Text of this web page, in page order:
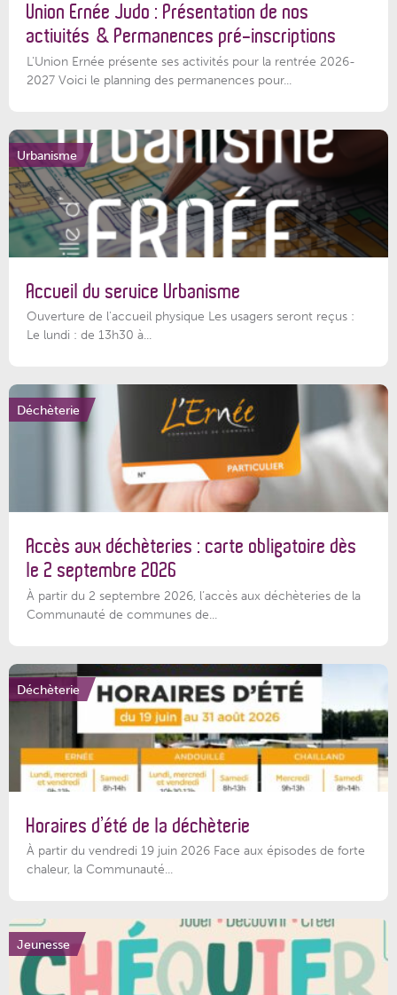
Union Ernée Judo : Présentation de nos
activités & Permanences pré-inscriptions
L'Union Ernée présente ses activités pour la rentrée 2026-
2027 Voici le planning des permanences pour...
Urbanisme
Accueil du service Urbanisme
Ouverture de l'accueil physique Les usagers seront reçus :
Le lundi : de 13h30 à...
Déchèterie
Accès aux déchèteries : carte obligatoire dès
le 2 septembre 2026
À partir du 2 septembre 2026, l’accès aux déchèteries de la
Communauté de communes de...
Déchèterie
Horaires d’été de la déchèterie
À partir du vendredi 19 juin 2026 Face aux épisodes de forte
chaleur, la Communauté...
Jeunesse